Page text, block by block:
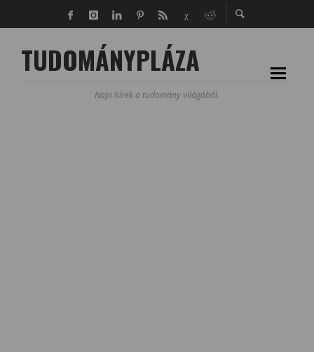
TUDOMÁNYPLÁZA
Napi hírek a tudomány világából.